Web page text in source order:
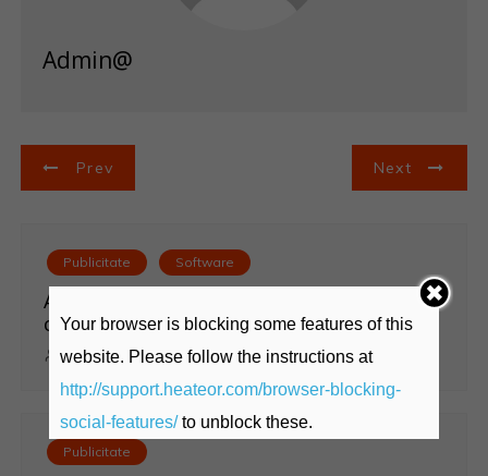
Admin@
N
Prev Next
Publicitate Software
Aparatul de aer condiționat tip split –
confort și eficiență în orice anotimp
admin@ 12 octombrie 2025 0
Publicitate
Your browser is blocking some features of this
website. Please follow the instructions at
http://support.heateor.com/browser-blocking-
social-features/to unblock these.